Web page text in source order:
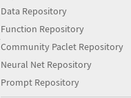
Data Repository
Function Repository
Community Paclet Repository
Neural Net Repository
Prompt Repository